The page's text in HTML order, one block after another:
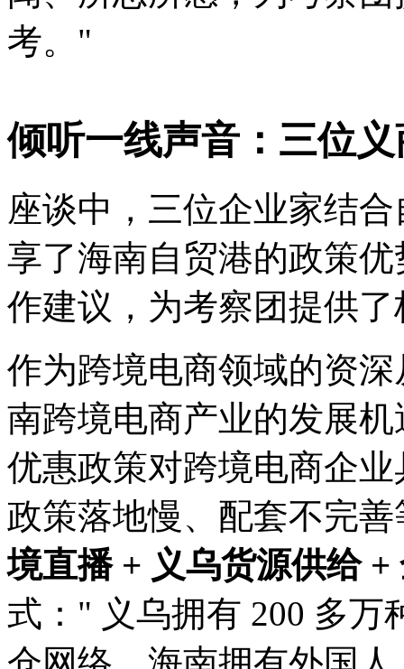
考。"
倾听一线声音：三位
座谈中，三位企业家结
享了海南自贸港的政策
作建议，为考察团提供
作为跨境电商领域的资
南跨境电商产业的发展
优惠政策对跨境电商企
政策落地慢、配套不完
境直播 + 义乌货源供给
式：" 义乌拥有 200 多万